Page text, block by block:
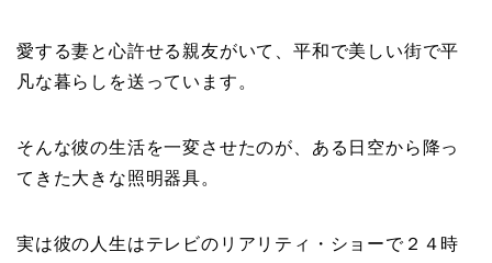
愛する妻と心許せる親友がいて、平和で美しい街で平
凡な暮らしを送っています。
そんな彼の生活を一変させたのが、ある日空から降っ
てきた大きな照明器具。
実は彼の人生はテレビのリアリティ・ショーで２４時